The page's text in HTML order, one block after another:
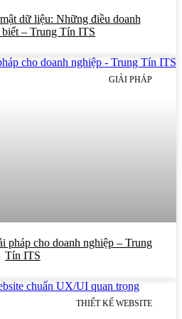
dữ liệu: Những điều doanh
biết – Trung Tín ITS
GIẢI PHÁP
pháp cho doanh nghiệp – Trung
Tín ITS
THIẾT KẾ WEBSITE